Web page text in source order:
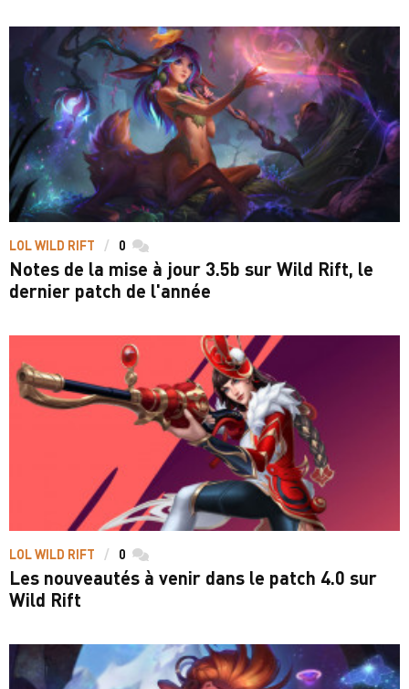
LOL WILD RIFT 0 commentaires
Notes de la mise à jour 3.5b sur Wild Rift, le
dernier patch de l'année
LOL WILD RIFT 0 commentaires
Les nouveautés à venir dans le patch 4.0 sur
Wild Rift